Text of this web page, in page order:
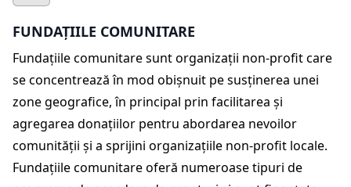
FUNDAȚIILE COMUNITARE
Fundațiile comunitare sunt organizații non-profit care
se concentrează în mod obișnuit pe susținerea unei
zone geografice, în principal prin facilitarea și
agregarea donațiilor pentru abordarea nevoilor
comunității și a sprijini organizațiile non-profit locale.
Fundațiile comunitare oferă numeroase tipuri de